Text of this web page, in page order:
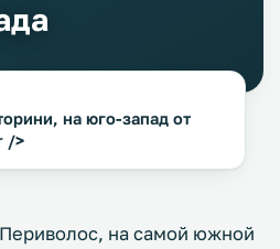
на юго-запад от
/>
на самой южной